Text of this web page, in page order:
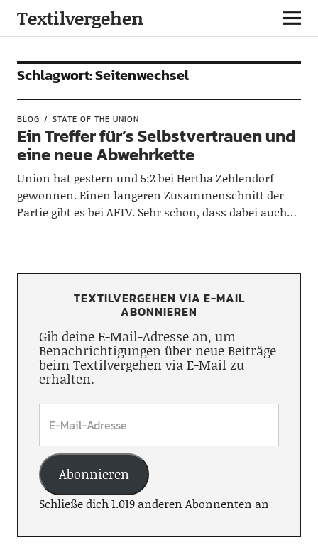
Textilvergehen
Schlagwort:Seitenwechsel
BLOG STATE OF THE UNION
Ein Treffer für’s Selbstvertrauen und
eine neue Abwehrkette
Union hat gestern und 5:2 bei Hertha Zehlendorf
gewonnen. Einen längeren Zusammenschnitt der
Partie gibt es bei AFTV. Sehr schön, dass dabei auch…
TEXTILVERGEHEN VIA E-MAIL
ABONNIEREN
Gib deine E-Mail-Adresse an, um
Benachrichtigungen über neue Beiträge
beim Textilvergehen via E-Mail zu
erhalten.
Abonnieren
Schließe dich 1.019 anderen Abonnenten an